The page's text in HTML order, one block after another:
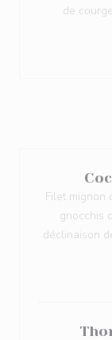
de
Filet mignon
gnocchis
déclinaison